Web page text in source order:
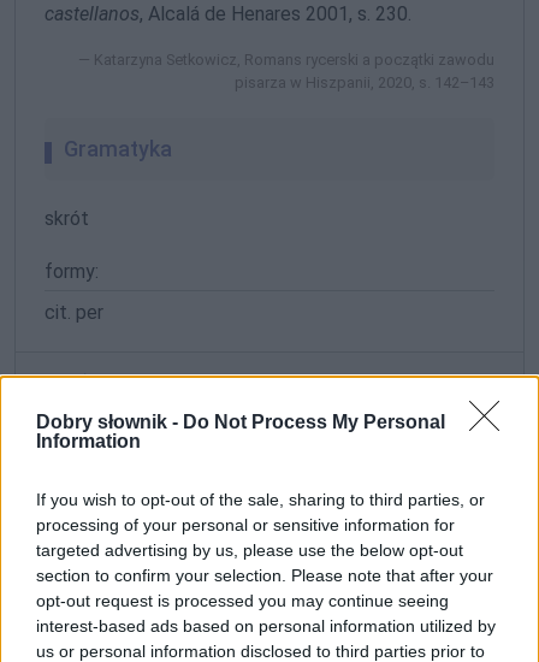
Dobry słownik - Do Not Process My Personal
Information
If you wish to opt-out of the sale, sharing to third parties, or
processing of your personal or sensitive information for
targeted advertising by us, please use the below opt-out
section to confirm your selection. Please note that after your
opt-out request is processed you may continue seeing
interest-based ads based on personal information utilized by
us or personal information disclosed to third parties prior to
castellanos, Alcalá de Henares 2001, s. 230.
Katarzyna Setkowicz, Romans rycerski a początki zawodu
pisarza w Hiszpanii, 2020, s. 142–143
Gramatyka
skrót
formy:
cit. per
ZGŁOŚ POPRAWKĘ